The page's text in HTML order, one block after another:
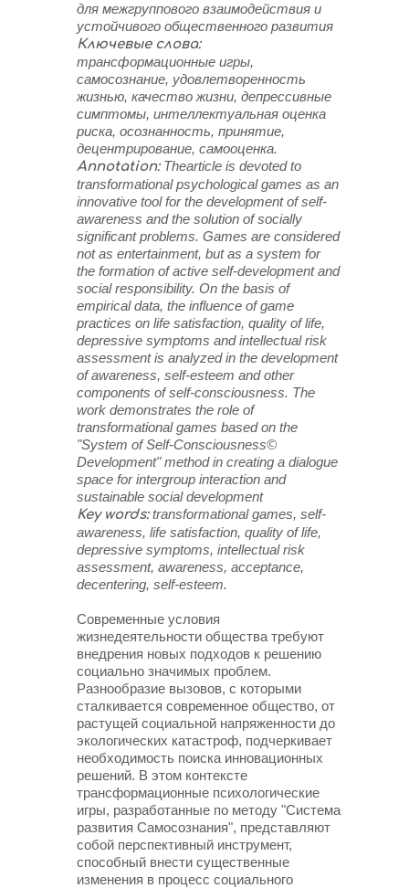
для межгруппового взаимодействия и
устойчивого общественного развития
Ключевые слова:
трансформационные игры,
самосознание, удовлетворенность
жизнью, качество жизни, депрессивные
симптомы, интеллектуальная оценка
риска, осознанность, принятие,
децентрирование, самооценка.
Annotation:Thearticle is devoted to
transformational psychological games as an
innovative tool for the development of self-
awareness and the solution of socially
significant problems. Games are considered
not as entertainment, but as a system for
the formation of active self-development and
social responsibility. On the basis of
empirical data, the influence of game
practices on life satisfaction, quality of life,
depressive symptoms and intellectual risk
assessment is analyzed in the development
of awareness, self-esteem and other
components of self-consciousness. The
work demonstrates the role of
transformational games based on the
"System of Self-Consciousness©
Development" method in creating a dialogue
space for intergroup interaction and
sustainable social development
Key words:transformational games, self-
awareness, life satisfaction, quality of life,
depressive symptoms, intellectual risk
assessment, awareness, acceptance,
decentering, self-esteem.
Современные условия
жизнедеятельности общества требуют
внедрения новых подходов к решению
социально значимых проблем.
Разнообразие вызовов, с которыми
сталкивается современное общество, от
растущей социальной напряженности до
экологических катастроф, подчеркивает
необходимость поиска инновационных
решений. В этом контексте
трансформационные психологические
игры, разработанные по методу "Система
развития Самосознания", представляют
собой перспективный инструмент,
способный внести существенные
изменения в процесс социального